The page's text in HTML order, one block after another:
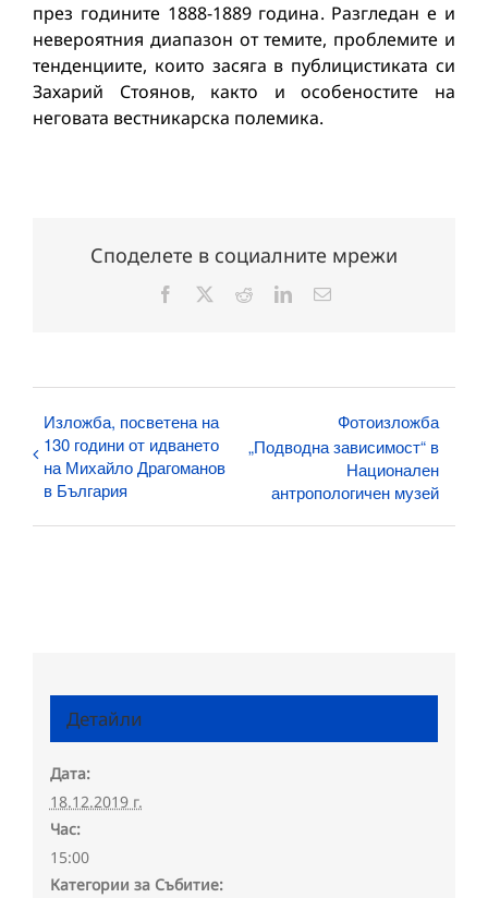
през годините 1888-1889 година. Разгледан е и
невероятния диапазон от темите, проблемите и
тенденциите, които засяга в публицистиката си
Захарий Стоянов, както и особеностите на
неговата вестникарска полемика.
Споделете в социалните мрежи
Facebook RedditLinkedInЕлектронна
Изложба, посветена на
130 години от идването
на Михайло Драгоманов
в България
Фотоизложба
„Подводна зависимост“ в
Национален
антропологичен музей
Детайли
Дата:
18.12.2019 г.
Час:
15:00
Категории за Събитие: